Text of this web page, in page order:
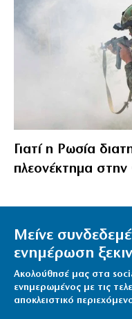
Γιατί η Ρωσία
πλεονέκτημα στην
Μείνε
ενημέρωση
Ακολούθησέ μας στα
ενημερωμένος με τις
αποκλειστικό